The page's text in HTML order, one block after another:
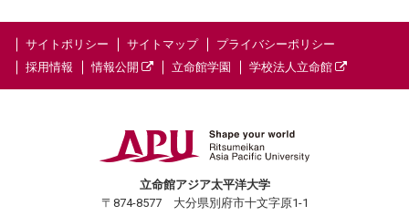
サイトポリシー サイトマップ
プライバシーポリシー
採用情報
情報公開 立命館学園 学校法人立命館
立命館アジア太平洋大学
〒874-8577 大分県別府市十文字原1-1